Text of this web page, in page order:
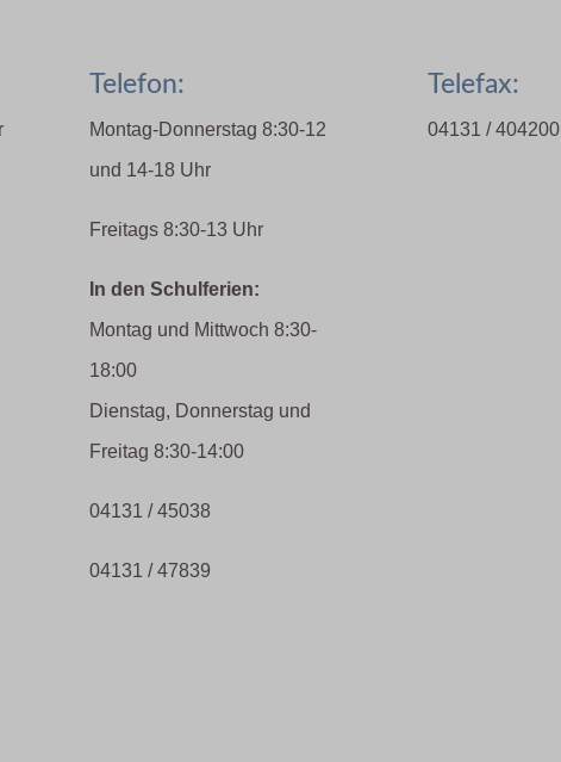
Telefon:
Montag-Donnerstag 8:30-12
und 14-18 Uhr
Freitags 8:30-13 Uhr
In den Schulferien:
Montag und Mittwoch 8:30-
18:00
Dienstag, Donnerstag und
Freitag 8:30-14:00
04131 / 45038
04131 / 47839
Telefax:
04131 / 404200